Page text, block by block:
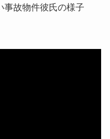
事故物件彼氏の様子